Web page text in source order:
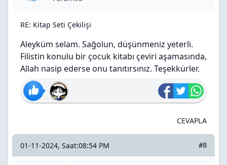
RE: Kitap Seti Çekilişi
Aleyküm selam. Sağolun, düşünmeniz yeterli.
Filistin konulu bir çocuk kitabı çeviri aşamasında,
Allah nasip ederse onu tanıtırsınız. Teşekkürler.
CEVAPLA
01-11-2024, Saat:08:54 PM #8